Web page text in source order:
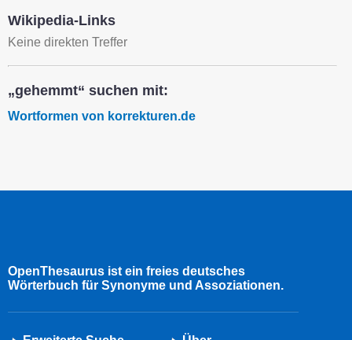
Wikipedia-Links
Keine direkten Treffer
„gehemmt“ suchen mit:
Wortformen von korrekturen.de
OpenThesaurus ist ein freies deutsches
Wörterbuch für Synonyme und Assoziationen.